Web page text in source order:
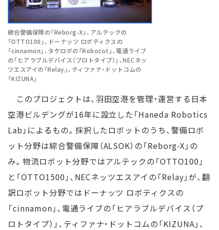
綜合警備保障の「Reborg-X」、アルテックの
「OTTO100」、ドーナッツ ロボティクスの
「cinnamon」、タケロボの「Robocot」、電通ライブ
の「ヒアラブルデバイス（プロトタイプ）」、NECネッ
ツエスアイの「Relay」、ティファナ・ドットコムの
「KIZUNA」
このプロジェクトは、羽田空港を管理・運営する日本
空港ビルデングが16年に設立した「Haneda Robotics
Lab」によるもの。採択したロボットのうち、警備ロボ
ット分野は綜合警備保障（ALSOK）の「Reborg-X」の
み。物流ロボット分野ではアルテックの「OTTO100」
と「OTTO1500」、NECネッツエスアイの「Relay」が、翻
訳ロボット分野ではドーナッツ ロボティクスの
「cinnamon」、電通ライブの「ヒアラブルデバイス（プ
ロトタイプ）」、ティファナ・ドットコムの「KIZUNA」、